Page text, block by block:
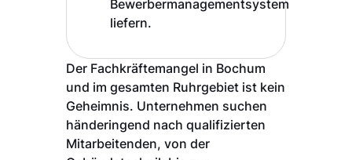
Bewerbermanagementsystem
liefern.
Der Fachkräftemangel in Bochum
und im gesamten Ruhrgebiet ist kein
Geheimnis. Unternehmen suchen
händeringend nach qualifizierten
Mitarbeitenden, von der